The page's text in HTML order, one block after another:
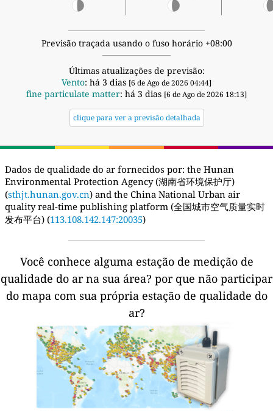
Previsão traçada usando o fuso horário +08:00
Últimas atualizações de previsão:
Vento: há 3 dias [6 de Ago de 2026 04:44]
fine particulate matter: há 3 dias [6 de Ago de 2026 18:13]
clique para ver a previsão detalhada
Dados de qualidade do ar fornecidos por: the Hunan
Environmental Protection Agency (湖南省环境保护厅)
(sthjt.hunan.gov.cn) and the China National Urban air
quality real-time publishing platform (全国城市空气质量实时
发布平台) (113.108.142.147:20035)
Você conhece alguma estação de medição de
qualidade do ar na sua área? por que não participar
do mapa com sua própria estação de qualidade do
ar?